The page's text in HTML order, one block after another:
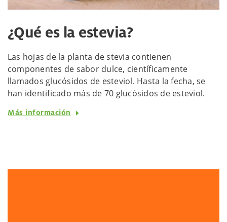
¿Qué es la estevia?
Las hojas de la planta de stevia contienen
componentes de sabor dulce, científicamente
llamados glucósidos de esteviol. Hasta la fecha, se
han identificado más de 70 glucósidos de esteviol.
Más información